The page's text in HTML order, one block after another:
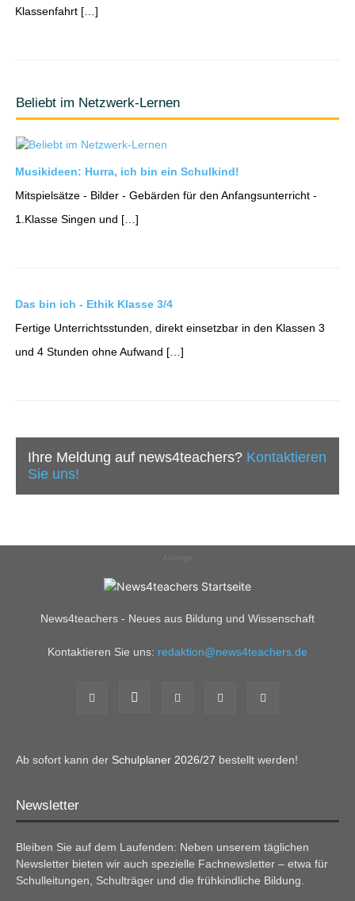
Klassenfahrt […]
Beliebt im Netzwerk-Lernen
Musikideen: Hurra, ich bin ein Schulkind!
Mitspielsätze - Bilder - Gebärden für den Anfangsunterricht -
1.Klasse Singen und […]
Das bin ich - Ethik Klasse 3/4
Fertige Unterrichtsstunden, direkt einsetzbar in den Klassen 3
und 4 Stunden ohne Aufwand […]
Ihre Meldung auf news4teachers? Kontaktieren
Sie uns!
News4teachers - Neues aus Bildung und Wissenschaft
Kontaktieren Sie uns: redaktion@news4teachers.de
Ab sofort kann der Schulplaner 2026/27 bestellt werden!
Newsletter
Bleiben Sie auf dem Laufenden: Neben unserem täglichen
Newsletter bieten wir auch spezielle Fachnewsletter – etwa für
Schulleitungen, Schulträger und die frühkindliche Bildung.